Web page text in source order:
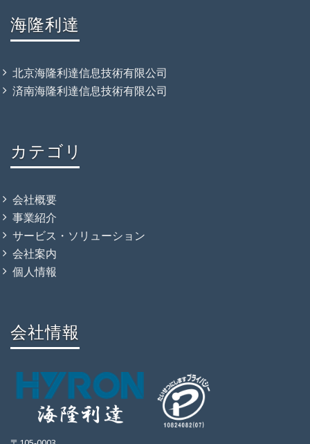
海隆利達
北京海隆利達信息技術有限公司
済南海隆利達信息技術有限公司
カテゴリ
会社概要
事業紹介
サービス・ソリューション
会社案内
個人情報
会社情報